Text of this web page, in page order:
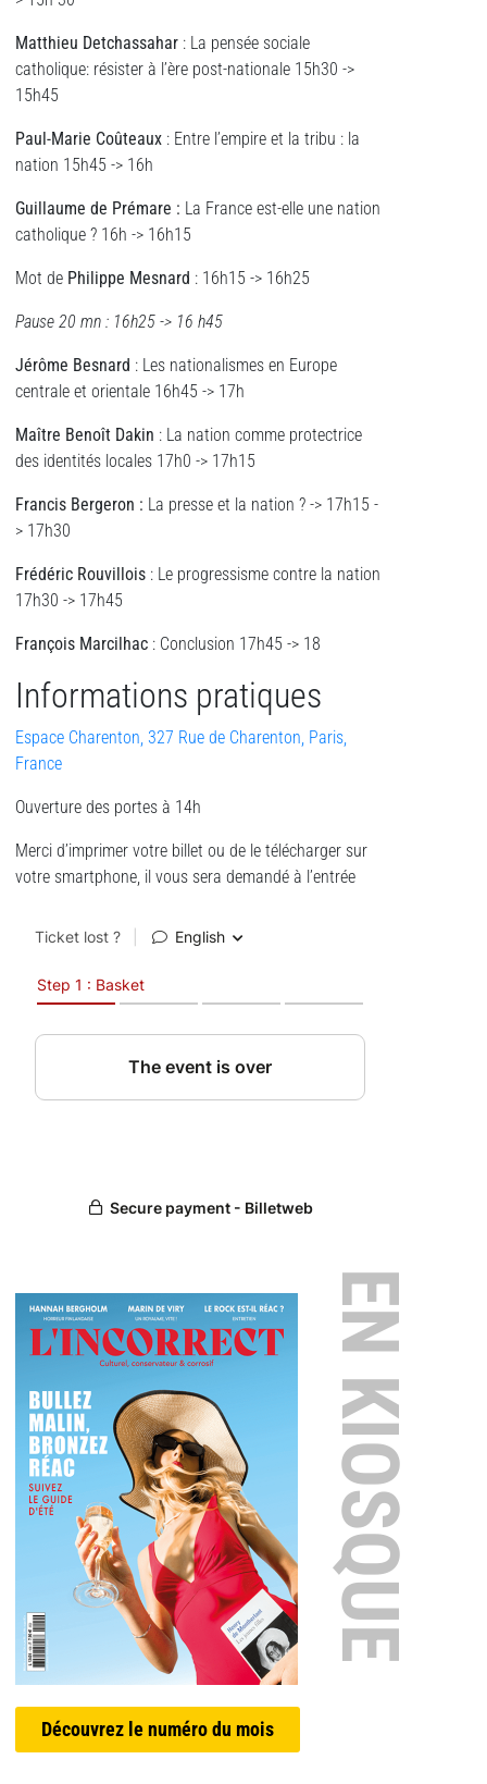
Matthieu Detchassahar : La pensée sociale
catholique: résister à l’ère post-nationale 15h30 ->
15h45
Paul-Marie Coûteaux : Entre l’empire et la tribu : la
nation 15h45 -> 16h
Guillaume de Prémare : La France est-elle une nation
catholique ? 16h -> 16h15
Mot de Philippe Mesnard : 16h15 -> 16h25
Pause 20 mn : 16h25 -> 16 h45
Jérôme Besnard : Les nationalismes en Europe
centrale et orientale 16h45 -> 17h
Maître Benoît Dakin : La nation comme protectrice
des identités locales 17h0 -> 17h15
Francis Bergeron : La presse et la nation ? -> 17h15 -
> 17h30
Frédéric Rouvillois : Le progressisme contre la nation
17h30 -> 17h45
François Marcilhac : Conclusion 17h45 -> 18
Informations pratiques
Espace Charenton, 327 Rue de Charenton, Paris,
France
Ouverture des portes à 14h
Merci d’imprimer votre billet ou de le télécharger sur
votre smartphone, il vous sera demandé à l’entrée
EN KIOSQUE
Découvrez le numéro du mois